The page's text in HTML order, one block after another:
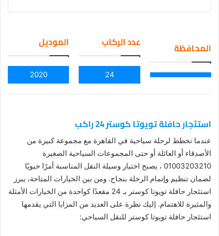
ail
المحافظة عدد الركاب
24
الموديل
2020
استئجار حافلة تويوتا كوستر 24 راكب
عندما تخطط لرحلة سياحية في القاهرة مع مجموعة كبيرة من
الأصدقاء أو العائلة أو حتى المجموعات السياحية الصغيرة
01003203210 ، يصبح اختيار وسيلة النقل المناسبة أمرًا حيويًا
لضمان تنظيم وإتمام الرحلة بنجاح. ومن بين الخيارات المتاحة، يبرز
استئجار حافلة تويوتا كوستر بـ 24 مقعدًا كواحدة من الخيارات الأمثلة
والمثيرة للاهتمام. إليك نظرة على العديد من المزايا التي يقدمها
استئجار حافلة تويوتا كوستر للنقل السياحي: